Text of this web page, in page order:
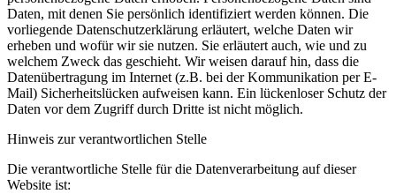
Daten, mit denen Sie persönlich identifiziert werden können. Die
vorliegende Datenschutzerklärung erläutert, welche Daten wir
erheben und wofür wir sie nutzen. Sie erläutert auch, wie und zu
welchem Zweck das geschieht. Wir weisen darauf hin, dass die
Datenübertragung im Internet (z.B. bei der Kommunikation per E-
Mail) Sicherheitslücken aufweisen kann. Ein lückenloser Schutz der
Daten vor dem Zugriff durch Dritte ist nicht möglich.
Hinweis zur verantwortlichen Stelle
Die verantwortliche Stelle für die Datenverarbeitung auf dieser
Website ist: